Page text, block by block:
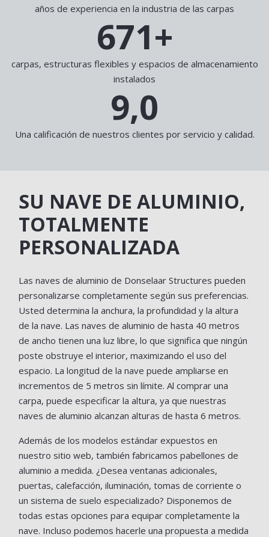
años de experiencia en la industria de las carpas
750+
carpas, estructuras flexibles y espacios de almacenamiento
instalados
9,0
Una calificación de nuestros clientes por servicio y calidad.
SU NAVE DE ALUMINIO,
TOTALMENTE
PERSONALIZADA
Las naves de aluminio de Donselaar Structures pueden
personalizarse completamente según sus preferencias.
Usted determina la anchura, la profundidad y la altura
de la nave. Las naves de aluminio de hasta 40 metros
de ancho tienen una luz libre, lo que significa que ningún
poste obstruye el interior, maximizando el uso del
espacio. La longitud de la nave puede ampliarse en
incrementos de 5 metros sin límite. Al comprar una
carpa, puede especificar la altura, ya que nuestras
naves de aluminio alcanzan alturas de hasta 6 metros.
Además de los modelos estándar expuestos en
nuestro sitio web, también fabricamos pabellones de
aluminio a medida. ¿Desea ventanas adicionales,
puertas, calefacción, iluminación, tomas de corriente o
un sistema de suelo especializado? Disponemos de
todas estas opciones para equipar completamente la
nave. Incluso podemos hacerle una propuesta a medida